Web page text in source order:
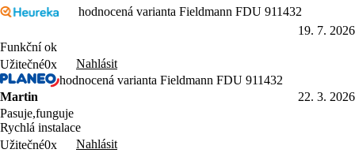
hodnocená varianta Fieldmann FDU 911432
19. 7. 2026
Funkční ok
Užitečné0x
Nahlásit
hodnocená varianta Fieldmann FDU 911432
Martin
22. 3. 2026
Pasuje,funguje
Rychlá instalace
Užitečné0x
Nahlásit